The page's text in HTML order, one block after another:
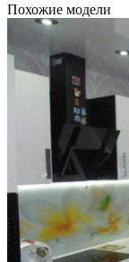
Похожие модели